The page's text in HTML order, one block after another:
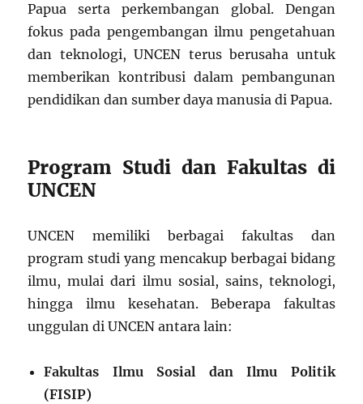
Papua serta perkembangan global. Dengan
fokus pada pengembangan ilmu pengetahuan
dan teknologi, UNCEN terus berusaha untuk
memberikan kontribusi dalam pembangunan
pendidikan dan sumber daya manusia di Papua.
Program Studi dan Fakultas di
UNCEN
UNCEN memiliki berbagai fakultas dan
program studi yang mencakup berbagai bidang
ilmu, mulai dari ilmu sosial, sains, teknologi,
hingga ilmu kesehatan. Beberapa fakultas
unggulan di UNCEN antara lain:
Fakultas Ilmu Sosial dan Ilmu Politik
(FISIP)